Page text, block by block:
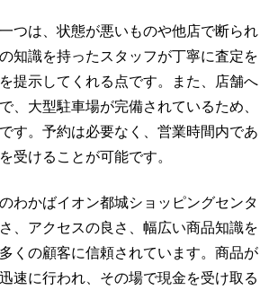
つは、状態が悪いものや他店で断られ
知識を持ったスタッフが丁寧に査定を
提示してくれる点です。また、店舗へ
、大型駐車場が完備されているため、
す。予約は必要なく、営業時間内であ
受けることが可能です。
わかばイオン都城ショッピングセンタ
、アクセスの良さ、幅広い商品知識を
くの顧客に信頼されています。商品が
速に行われ、その場で現金を受け取る